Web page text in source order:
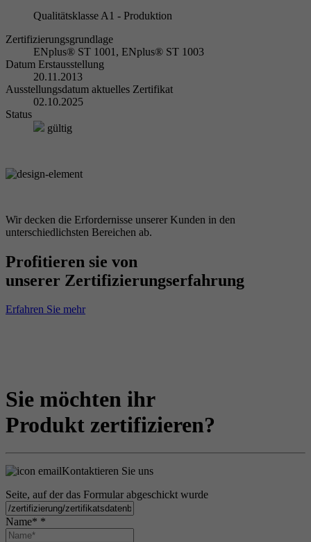
Qualitätsklasse A1 - Produktion
Zertifizierungsgrundlage
ENplus® ST 1001, ENplus® ST 1003
Datum Erstausstellung
20.11.2013
Ausstellungsdatum aktuelles Zertifikat
02.10.2025
Status
gültig
Wir decken die Erfordernisse unserer Kunden in den
unterschiedlichsten Bereichen ab.
Profitieren sie von
unserer Zertifizierungserfahrung
Erfahren Sie mehr
Sie möchten ihr
Produkt zertifizieren?
Kontaktieren Sie uns
Seite, auf der das Formular abgeschickt wurde
Name* *